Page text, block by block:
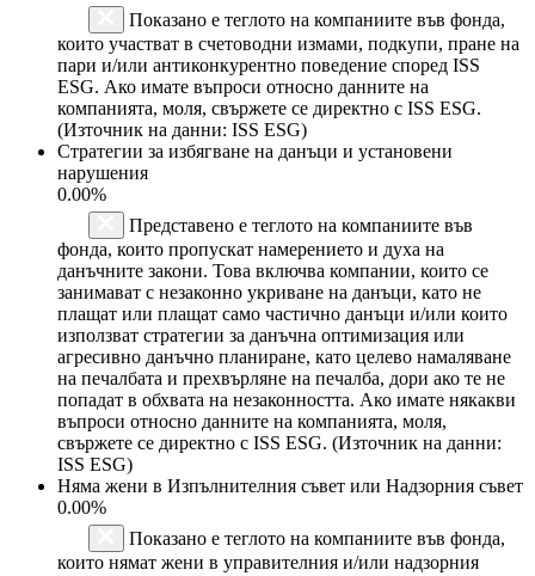
Показано е теглото на компаниите във фонда,
които участват в счетоводни измами, подкупи, пране на
пари и/или антиконкурентно поведение според ISS
ESG. Ако имате въпроси относно данните на
компанията, моля, свържете се директно с ISS ESG.
(Източник на данни: ISS ESG)
Стратегии за избягване на данъци и установени
нарушения
0.00%
Представено е теглото на компаниите във
фонда, които пропускат намерението и духа на
данъчните закони. Това включва компании, които се
занимават с незаконно укриване на данъци, като не
плащат или плащат само частично данъци и/или които
използват стратегии за данъчна оптимизация или
агресивно данъчно планиране, като целево намаляване
на печалбата и прехвърляне на печалба, дори ако те не
попадат в обхвата на незаконността. Ако имате някакви
въпроси относно данните на компанията, моля,
свържете се директно с ISS ESG. (Източник на данни:
ISS ESG)
Няма жени в Изпълнителния съвет или Надзорния съвет
0.00%
Показано е теглото на компаниите във фонда,
които нямат жени в управителния и/или надзорния